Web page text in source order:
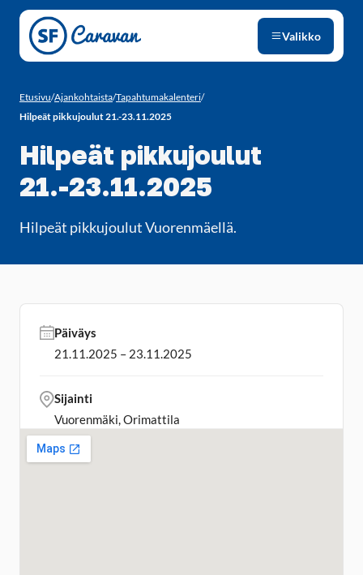
Siirry sivun sisältöön
Valikko
Etusivu/Ajankohtaista/Tapahtumakalenteri/
Hilpeät pikkujoulut 21.-23.11.2025
Hilpeät pikkujoulut
21.-23.11.2025
Hilpeät pikkujoulut Vuorenmäellä.
Päiväys
21.11.2025 – 23.11.2025
Sijainti
Vuorenmäki, Orimattila